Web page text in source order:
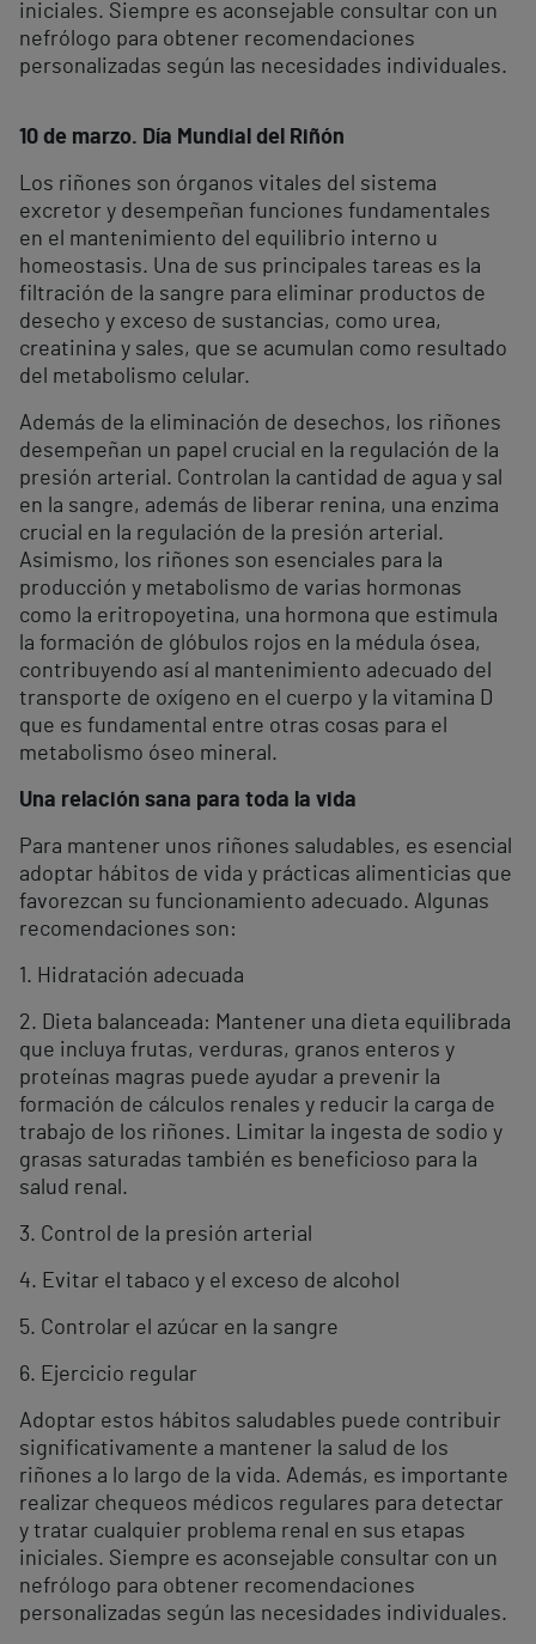
iniciales. Siempre es aconsejable consultar con un
nefrólogo para obtener recomendaciones
personalizadas según las necesidades individuales.
10 de marzo. Día Mundial del Riñón
Los riñones son órganos vitales del sistema
excretor y desempeñan funciones fundamentales
en el mantenimiento del equilibrio interno u
homeostasis. Una de sus principales tareas es la
filtración de la sangre para eliminar productos de
desecho y exceso de sustancias, como urea,
creatinina y sales, que se acumulan como resultado
del metabolismo celular.
Además de la eliminación de desechos, los riñones
desempeñan un papel crucial en la regulación de la
presión arterial. Controlan la cantidad de agua y sal
en la sangre, además de liberar renina, una enzima
crucial en la regulación de la presión arterial.
Asimismo, los riñones son esenciales para la
producción y metabolismo de varias hormonas
como la eritropoyetina, una hormona que estimula
la formación de glóbulos rojos en la médula ósea,
contribuyendo así al mantenimiento adecuado del
transporte de oxígeno en el cuerpo y la vitamina D
que es fundamental entre otras cosas para el
metabolismo óseo mineral.
Una relación sana para toda la vida
Para mantener unos riñones saludables, es esencial
adoptar hábitos de vida y prácticas alimenticias que
favorezcan su funcionamiento adecuado. Algunas
recomendaciones son:
1. Hidratación adecuada
2. Dieta balanceada: Mantener una dieta equilibrada
que incluya frutas, verduras, granos enteros y
proteínas magras puede ayudar a prevenir la
formación de cálculos renales y reducir la carga de
trabajo de los riñones. Limitar la ingesta de sodio y
grasas saturadas también es beneficioso para la
salud renal.
3. Control de la presión arterial
4. Evitar el tabaco y el exceso de alcohol
5. Controlar el azúcar en la sangre
6. Ejercicio regular
Adoptar estos hábitos saludables puede contribuir
significativamente a mantener la salud de los
riñones a lo largo de la vida. Además, es importante
realizar chequeos médicos regulares para detectar
y tratar cualquier problema renal en sus etapas
iniciales. Siempre es aconsejable consultar con un
nefrólogo para obtener recomendaciones
personalizadas según las necesidades individuales.